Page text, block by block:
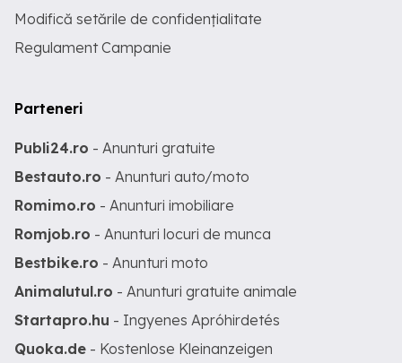
Modifică setările de confidențialitate
Regulament Campanie
Parteneri
Publi24.ro - Anunturi gratuite
Bestauto.ro - Anunturi auto/moto
Romimo.ro - Anunturi imobiliare
Romjob.ro - Anunturi locuri de munca
Bestbike.ro - Anunturi moto
Animalutul.ro - Anunturi gratuite animale
Startapro.hu - Ingyenes Apróhirdetés
Quoka.de - Kostenlose Kleinanzeigen